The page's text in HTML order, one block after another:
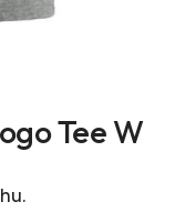
Tee W